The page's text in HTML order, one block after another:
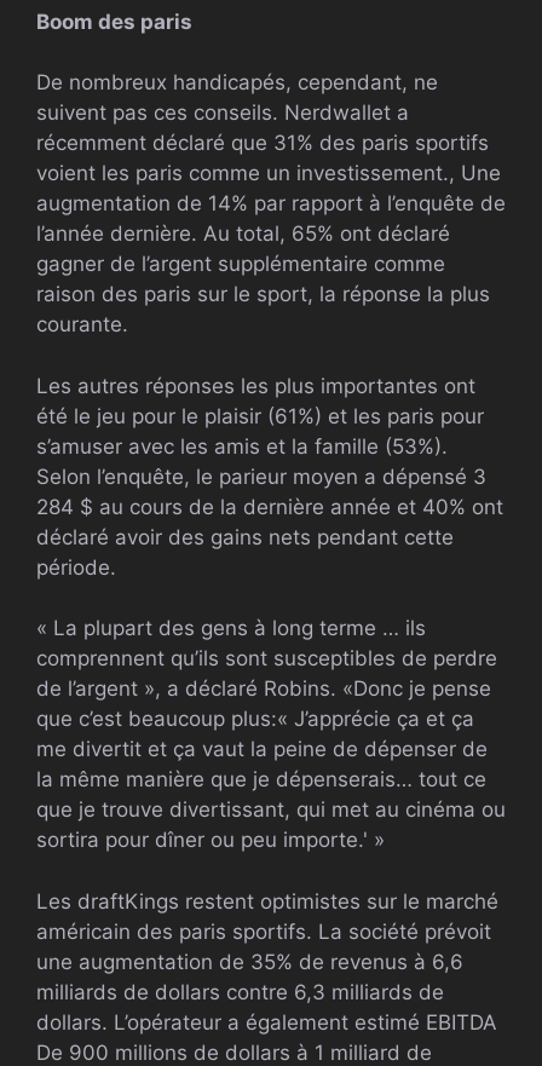
Boom des paris
De nombreux handicapés, cependant, ne
suivent pas ces conseils. Nerdwallet a
récemment déclaré que 31% des paris sportifs
voient les paris comme un investissement., Une
augmentation de 14% par rapport à l’enquête de
l’année dernière. Au total, 65% ont déclaré
gagner de l’argent supplémentaire comme
raison des paris sur le sport, la réponse la plus
courante.
Les autres réponses les plus importantes ont
été le jeu pour le plaisir (61%) et les paris pour
s’amuser avec les amis et la famille (53%).
Selon l’enquête, le parieur moyen a dépensé 3
284 $ au cours de la dernière année et 40% ont
déclaré avoir des gains nets pendant cette
période.
« La plupart des gens à long terme … ils
comprennent qu’ils sont susceptibles de perdre
de l’argent », a déclaré Robins. «Donc je pense
que c’est beaucoup plus:« J’apprécie ça et ça
me divertit et ça vaut la peine de dépenser de
la même manière que je dépenserais… tout ce
que je trouve divertissant, qui met au cinéma ou
sortira pour dîner ou peu importe.' »
Les draftKings restent optimistes sur le marché
américain des paris sportifs. La société prévoit
une augmentation de 35% de revenus à 6,6
milliards de dollars contre 6,3 milliards de
dollars. L’opérateur a également estimé EBITDA
De 900 millions de dollars à 1 milliard de